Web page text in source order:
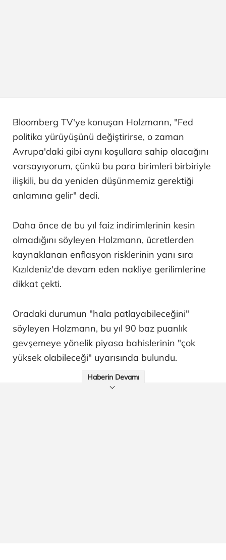
Bloomberg TV'ye konuşan Holzmann, "Fed
politika yürüyüşünü değiştirirse, o zaman
Avrupa'daki gibi aynı koşullara sahip olacağını
varsayıyorum, çünkü bu para birimleri birbiriyle
ilişkili, bu da yeniden düşünmemiz gerektiği
anlamına gelir" dedi.
Daha önce de bu yıl faiz indirimlerinin kesin
olmadığını söyleyen Holzmann, ücretlerden
kaynaklanan enflasyon risklerinin yanı sıra
Kızıldeniz'de devam eden nakliye gerilimlerine
dikkat çekti.
Oradaki durumun "hala patlayabileceğini"
söyleyen Holzmann, bu yıl 90 baz puanlık
gevşemeye yönelik piyasa bahislerinin "çok
yüksek olabileceği" uyarısında bulundu.
Haberin Devamı